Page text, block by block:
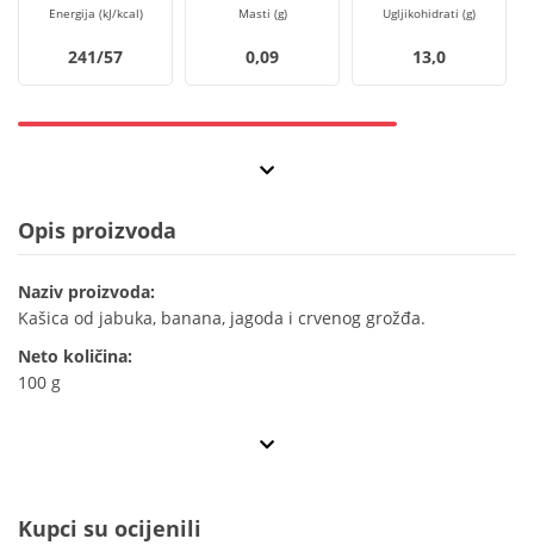
Energija (kJ/kcal)
241/57
Masti (g)
0,09
Ugljikohidrati (g)
13,0
Opis proizvoda
Naziv proizvoda:
Kašica od jabuka, banana, jagoda i crvenog grožđa.
Neto količina:
100 g
Kupci su ocijenili